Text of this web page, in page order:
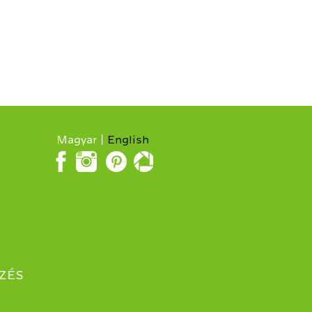
Magyar English